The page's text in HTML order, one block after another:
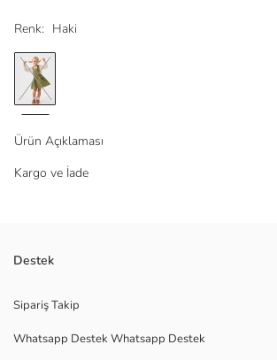
Renk: Haki
Ürün Açıklaması
Kargo ve İade
Dökümlü poplin kumaştan
Menşei:
Marka:
Destek
Sipariş Takip
Whatsapp Destek Whatsapp Destek